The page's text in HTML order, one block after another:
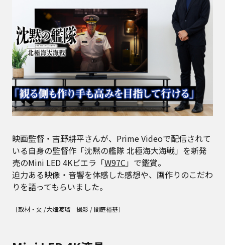
映画監督・吉野耕平さんが、Prime Videoで配信されて
いる自身の監督作「沈黙の艦隊 北極海大海戦」を新発
売のMini LED 4Kビエラ「W97C」で鑑賞。
迫力ある映像・音響を体感した感想や、画作りのこだわ
りを語ってもらいました。
［取材・文 /大畑渡瑠 撮影 / 間庭裕基］